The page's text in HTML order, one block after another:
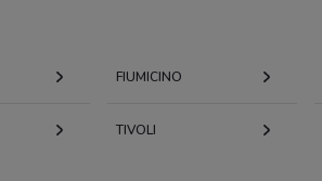
FIUMICINO
TIVOLI